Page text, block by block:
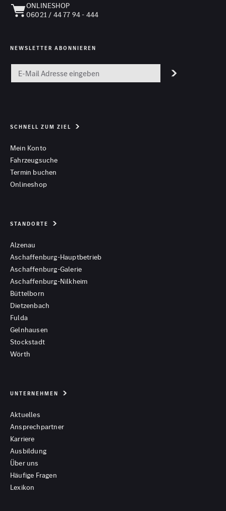
ONLINESHOP
06021 / 44 77 94 - 444
NEWSLETTER ABONNIEREN
SCHNELL ZUM ZIEL
Mein Konto
Fahrzeugsuche
Termin buchen
Onlineshop
STANDORTE
Alzenau
Aschaffenburg-Hauptbetrieb
Aschaffenburg-Galerie
Aschaffenburg-Nilkheim
Büttelborn
Dietzenbach
Fulda
Gelnhausen
Stockstadt
Wörth
UNTERNEHMEN
Aktuelles
Ansprechpartner
Karriere
Ausbildung
Über uns
Häufige Fragen
Lexikon